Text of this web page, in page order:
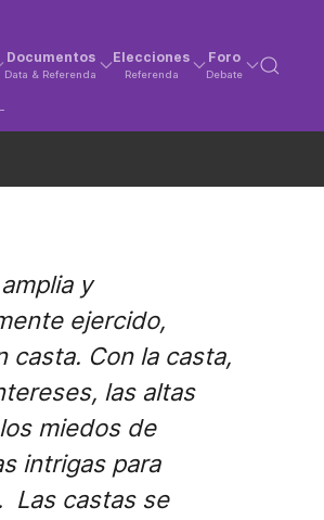
Documentos
Data & Referenda
Elecciones
Referenda
Foro
Debate
y
ejercido,
casta. Con la casta,
las altas
miedos de
intrigas para
Las castas se